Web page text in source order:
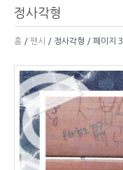
정사각형
홈 / 팬시 / 정사각형 / 페이지 3